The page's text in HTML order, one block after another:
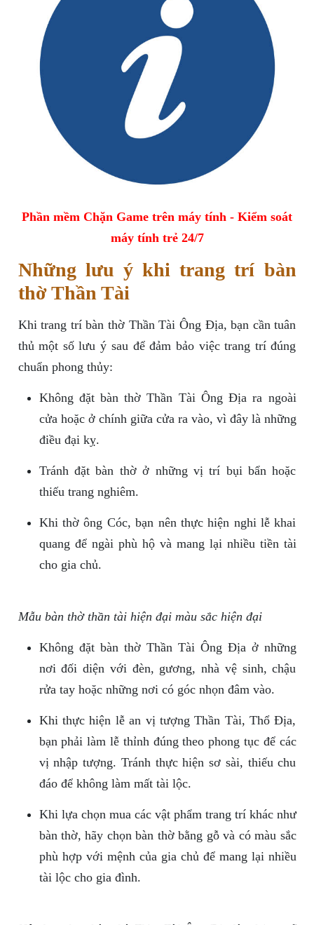
Phần mềm Chặn Game trên máy tính - Kiểm soát
máy tính trẻ 24/7
Những lưu ý khi trang trí bàn
thờ Thần Tài
Khi trang trí bàn thờ Thần Tài Ông Địa, bạn cần tuân
thủ một số lưu ý sau để đảm bảo việc trang trí đúng
chuẩn phong thủy:
Không đặt bàn thờ Thần Tài Ông Địa ra ngoài
cửa hoặc ở chính giữa cửa ra vào, vì đây là những
điều đại kỵ.
Tránh đặt bàn thờ ở những vị trí bụi bẩn hoặc
thiếu trang nghiêm.
Khi thờ ông Cóc, bạn nên thực hiện nghi lễ khai
quang để ngài phù hộ và mang lại nhiều tiền tài
cho gia chủ.
Mẫu bàn thờ thần tài hiện đại màu sắc hiện đại
Không đặt bàn thờ Thần Tài Ông Địa ở những
nơi đối diện với đèn, gương, nhà vệ sinh, chậu
rửa tay hoặc những nơi có góc nhọn đâm vào.
Khi thực hiện lễ an vị tượng Thần Tài, Thổ Địa,
bạn phải làm lễ thỉnh đúng theo phong tục để các
vị nhập tượng. Tránh thực hiện sơ sài, thiếu chu
đáo để không làm mất tài lộc.
Khi lựa chọn mua các vật phẩm trang trí khác như
bàn thờ, hãy chọn bàn thờ bằng gỗ và có màu sắc
phù hợp với mệnh của gia chủ để mang lại nhiều
tài lộc cho gia đình.